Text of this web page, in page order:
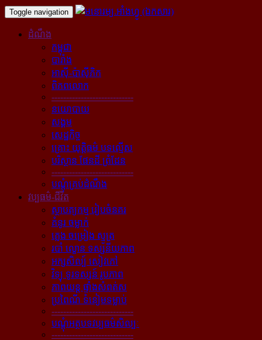
Toggle navigation
ដំណឹង
កម្ពុជា
បារាំង
អាស៊ី-ប៉ាស៊ីភិក
ពិភពលោក
----------------------------
នយោបាយ
សង្គម
សេដ្ឋកិច្ច
គ្រោះ យុត្តិធម៌ បទល្មើស
បរិស្ថាន ផែនដី ព្រំដែន
----------------------------
បណ្ដុំគ្រប់ដំណឹង
វប្បធម៌-ជីវិត
ស្ថាបត្យកម្ម រៀបចំនគរ
គំនូរ ចម្លាក់
ភ្លេង ចម្រៀង ស្មូត្រ
របាំ ល្ខោន ទស្សនីយភាព
អក្សសិល្ប៍ សៀវភៅ
វិទ្យុ ទូរទស្សន៍ រូបភាព
ភាពយន្ដ ផ្ទាំងសំពត់ស
ប្រពៃណី ទំនៀមទម្លាប់
----------------------------
បណ្ដុំអត្ថបទវប្បធម៌សិល្បៈ
----------------------------